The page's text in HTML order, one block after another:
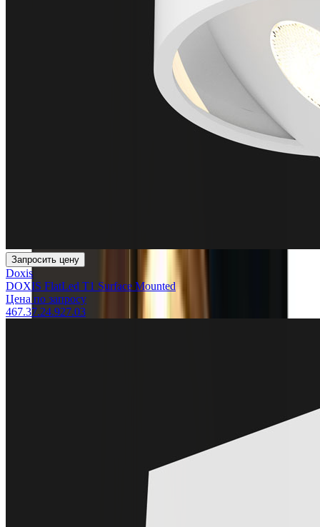
Запросить цену
Doxis
DOXIS FlatLed T1 Surface Mounted
Цена по запросу
467.37.24.927.03